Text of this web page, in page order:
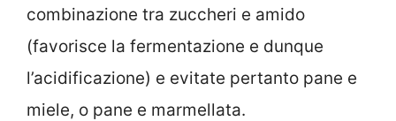
combinazione tra zuccheri e amido
(favorisce la fermentazione e dunque
l’acidificazione) e evitate pertanto pane e
miele, o pane e marmellata.